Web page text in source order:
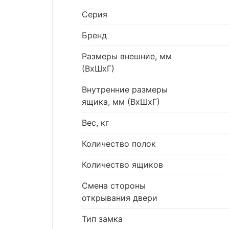
Серия
Бренд
Размеры внешние, мм
(ВхШхГ)
Внутренние размеры
ящика, мм (ВхШхГ)
Вес, кг
Количество полок
Количество ящиков
Смена стороны
открывания двери
Тип замка